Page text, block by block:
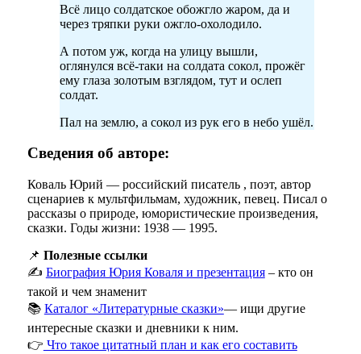
Всё лицо солдатское обожгло жаром, да и
через тряпки руки ожгло-охолодило.
А потом уж, когда на улицу вышли,
оглянулся всё-таки на солдата сокол, прожёг
ему глаза золотым взглядом, тут и ослеп
солдат.
Пал на землю, а сокол из рук его в небо ушёл.
Сведения об авторе:
Коваль Юрий — российский писатель , поэт, автор
сценариев к мультфильмам, художник, певец. Писал о
рассказы о природе, юмористические произведения,
сказки. Годы жизни: 1938 — 1995.
📌 Полезные ссылки
✍️ Биография Юрия Коваля и презентация– кто он
такой и чем знаменит
📚 Каталог «Литературные сказки»— ищи другие
интересные сказки и дневники к ним.
👉 Что такое цитатный план и как его составить